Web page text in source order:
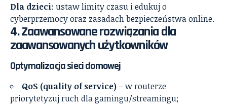
Dla dzieci: ustaw limity czasu i edukuj o
cyberprzemocy oraz zasadach bezpieczeństwa online.
4. Zaawansowane rozwiązania dla
zaawansowanych użytkowników
Optymalizacja sieci domowej
QoS (quality of service)– w routerze
priorytetyzuj ruch dla gamingu/streamingu;